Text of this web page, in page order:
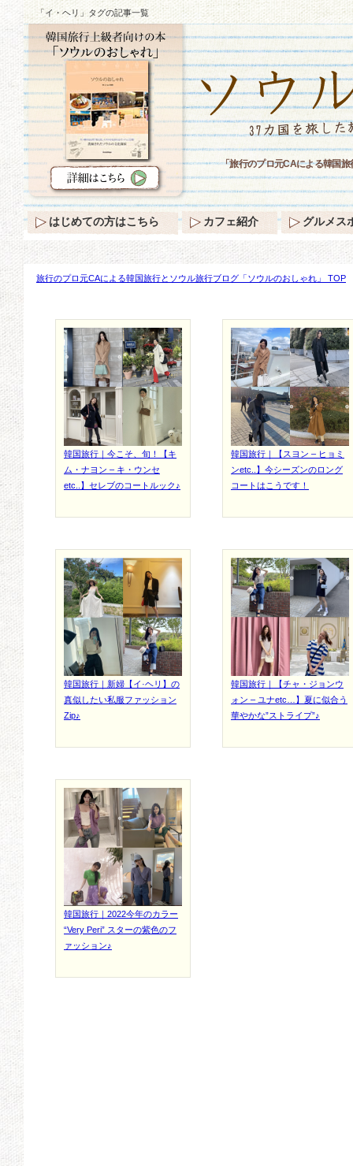
「イ・ヘリ」タグの記事一覧
旅行のプロ元CAによる韓国旅行とソウル旅行ブログ「ソウルのおしゃれ」 TOP
韓国旅行｜今こそ、旬！【キ
ム・ナヨン – キ・ウンセ
etc..】セレブのコートルック♪
韓国旅行｜【スヨン – ヒョミ
ンetc..】今シーズンのロング
コートはこうです！
韓国旅行｜新婦【イ·ヘリ】の
真似したい私服ファッション
Zip♪
韓国旅行｜【チャ・ジョンウ
ォン – ユナetc…】夏に似合う
華やかな”ストライプ”♪
韓国旅行｜2022今年のカラー
“Very Peri” スターの紫色のフ
ァッション♪
「旅行のプロ元CAによる韓国
はじめての方はこちら カフェ紹介 グルメス